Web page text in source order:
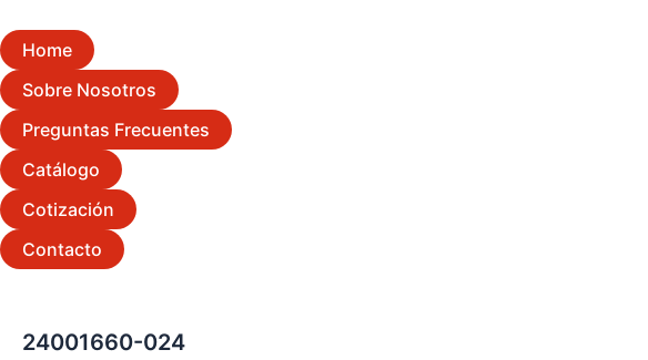
Home
Sobre Nosotros
Preguntas Frecuentes
Catálogo
Cotización
Contacto
24001660-024